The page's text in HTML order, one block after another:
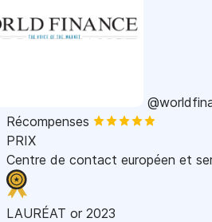
Récompenses
PRIX
Centre de contact européen et
LAURÉAT or 2023